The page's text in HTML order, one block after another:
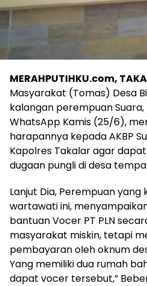
MERAHPUTIHKU.com,
Masyarakat (Tomas) Desa
kalangan perempuan
WhatsApp Kamis (25/6),
harapannya kepada AKBP
Kapolres Takalar agar
dugaan pungli di desa
Lanjut Dia, Perempuan
wartawati ini,
bantuan Vocer PT PLN
masyarakat miskin, tetapi
pembayaran oleh oknum
Yang memiliki dua rumah
dapat vocer tersebut,”